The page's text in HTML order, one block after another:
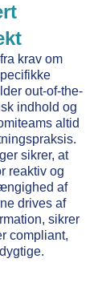
krav om
out-of-the-
indhold og
altid
sikrer, at
reaktiv og
af
drives af
sikrer
compliant,